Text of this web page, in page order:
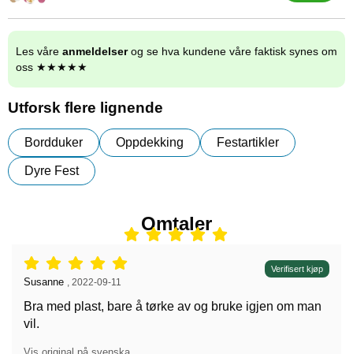
Les våre anmeldelserog se hva kundene våre faktisk synes om
oss ★★★★★
Utforsk flere lignende
Bordduker Oppdekking Festartikler
Dyre Fest
Omtaler
Vurdering: 5 stjerne av 5, Verifisert kjøp
Anmeldelse av:
Susanne 2022-09-11
Bra med plast, bare å tørke av og bruke igjen om man
vil.